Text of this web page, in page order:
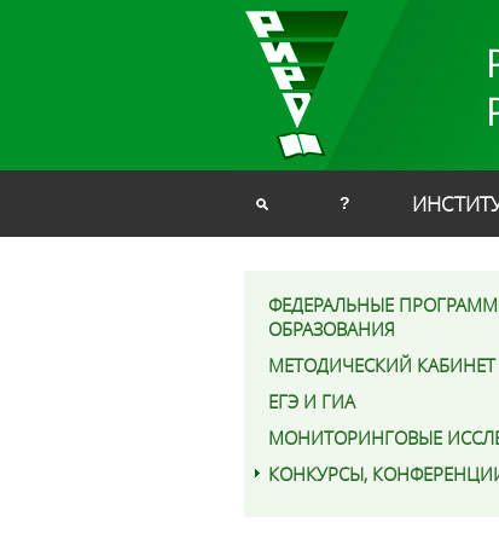
?
ФЕДЕРАЛЬНЫЕ
ОБРАЗОВАНИЯ
МЕТОДИЧЕСКИЙ КАБИНЕТ
ЕГЭ И ГИА
МОНИТОРИНГОВЫЕ
КОНКУРСЫ,